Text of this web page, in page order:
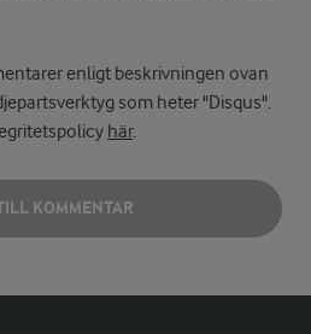
enligt beskrivningen ovan
som heter "Disqus".
här.
KOMMENTAR